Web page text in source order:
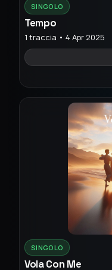
SINGOLO
Tempo
1 traccia • 4 Apr 2025
SINGOLO
Vola Con Me